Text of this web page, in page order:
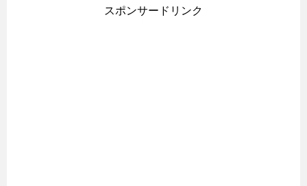
スポンサードリンク